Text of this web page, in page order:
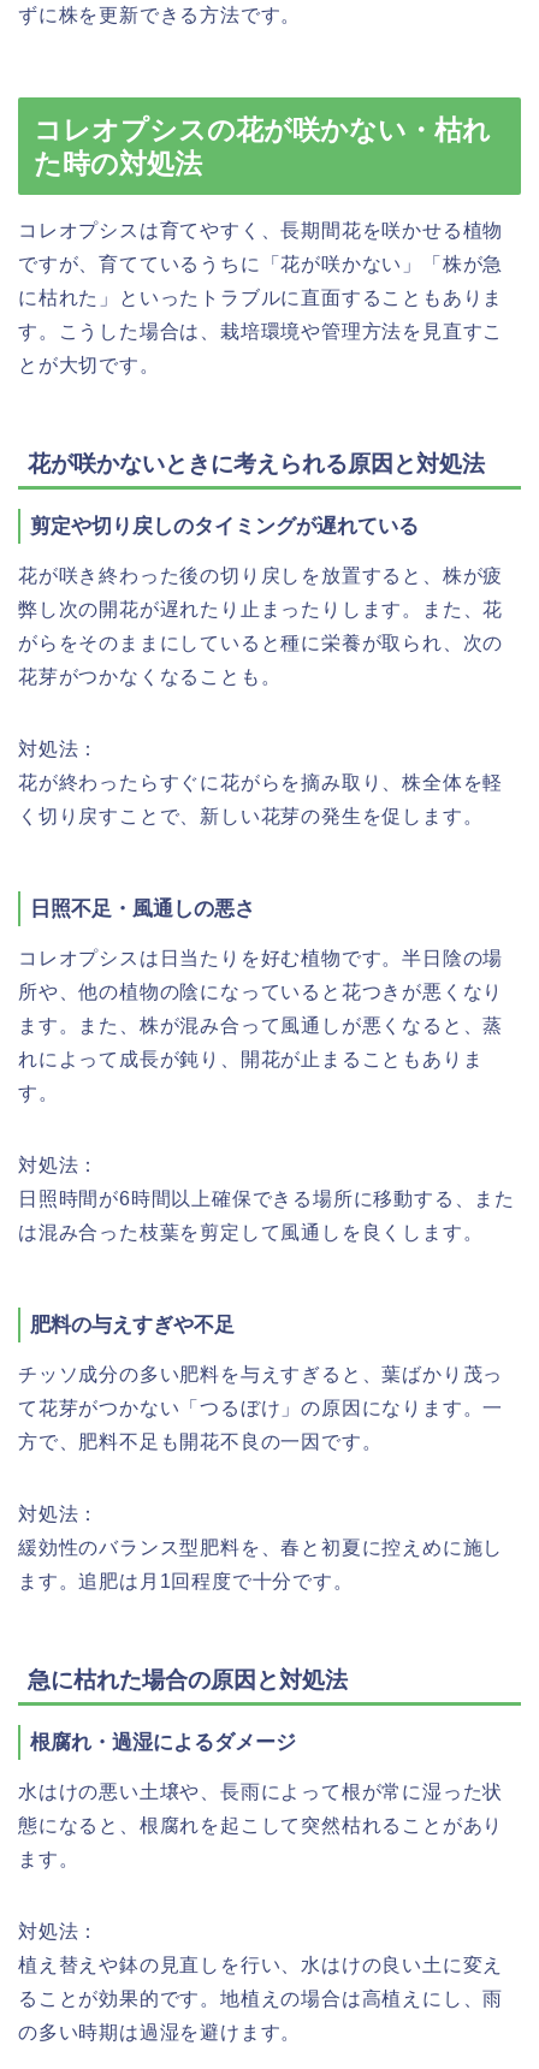
ずに株を更新できる方法です。
コレオプシスの花が咲かない・枯れ
た時の対処法
コレオプシスは育てやすく、長期間花を咲かせる植物
ですが、育てているうちに「花が咲かない」「株が急
に枯れた」といったトラブルに直面することもありま
す。こうした場合は、栽培環境や管理方法を見直すこ
とが大切です。
花が咲かないときに考えられる原因と対処法
剪定や切り戻しのタイミングが遅れている
花が咲き終わった後の切り戻しを放置すると、株が疲
弊し次の開花が遅れたり止まったりします。また、花
がらをそのままにしていると種に栄養が取られ、次の
花芽がつかなくなることも。
対処法：
花が終わったらすぐに花がらを摘み取り、株全体を軽
く切り戻すことで、新しい花芽の発生を促します。
日照不足・風通しの悪さ
コレオプシスは日当たりを好む植物です。半日陰の場
所や、他の植物の陰になっていると花つきが悪くなり
ます。また、株が混み合って風通しが悪くなると、蒸
れによって成長が鈍り、開花が止まることもありま
す。
対処法：
日照時間が6時間以上確保できる場所に移動する、また
は混み合った枝葉を剪定して風通しを良くします。
肥料の与えすぎや不足
チッソ成分の多い肥料を与えすぎると、葉ばかり茂っ
て花芽がつかない「つるぼけ」の原因になります。一
方で、肥料不足も開花不良の一因です。
対処法：
緩効性のバランス型肥料を、春と初夏に控えめに施し
ます。追肥は月1回程度で十分です。
急に枯れた場合の原因と対処法
根腐れ・過湿によるダメージ
水はけの悪い土壌や、長雨によって根が常に湿った状
態になると、根腐れを起こして突然枯れることがあり
ます。
対処法：
植え替えや鉢の見直しを行い、水はけの良い土に変え
ることが効果的です。地植えの場合は高植えにし、雨
の多い時期は過湿を避けます。